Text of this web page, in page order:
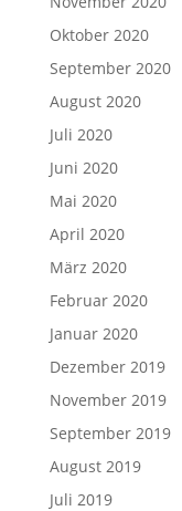
Oktober 2020
September 2020
August 2020
Juli 2020
Juni 2020
Mai 2020
April 2020
März 2020
Februar 2020
Januar 2020
Dezember 2019
November 2019
September 2019
August 2019
Juli 2019